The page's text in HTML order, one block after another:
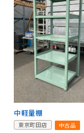
中軽量棚
東京町田店
中古品